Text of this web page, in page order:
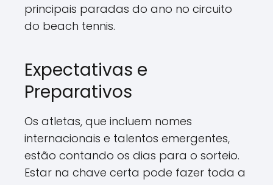
principais paradas do ano no circuito
do beach tennis.
Expectativas e
Preparativos
Os atletas, que incluem nomes
internacionais e talentos emergentes,
estão contando os dias para o sorteio.
Estar na chave certa pode fazer toda a